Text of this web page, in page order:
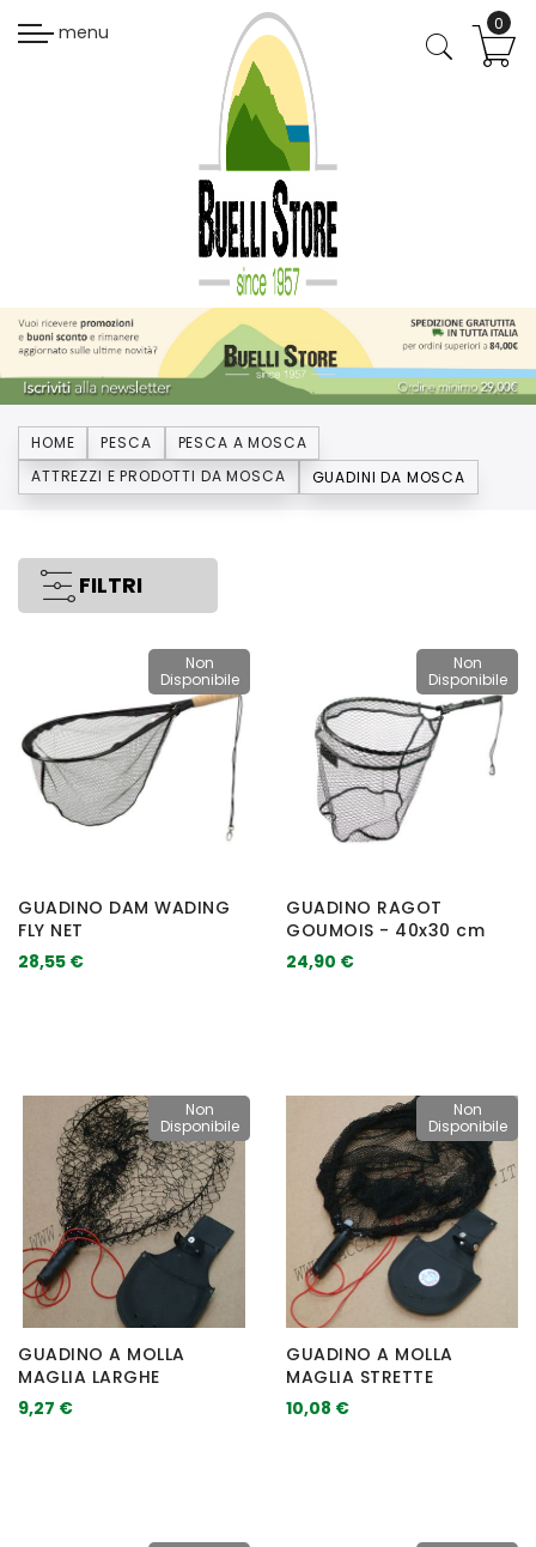
menu
HOME PESCA
PESCA A MOSCA
ATTREZZI E PRODOTTI DA MOSCA
GUADINI DA MOSCA
FILTRI
Non
Disponibile
GUADINO DAM WADING
FLY NET
28,55 €
Non
Disponibile
GUADINO RAGOT
GOUMOIS - 40x30 cm
24,90 €
Non
Disponibile
GUADINO A MOLLA
MAGLIA LARGHE
9,27 €
Non
Disponibile
GUADINO A MOLLA
MAGLIA STRETTE
10,08 €